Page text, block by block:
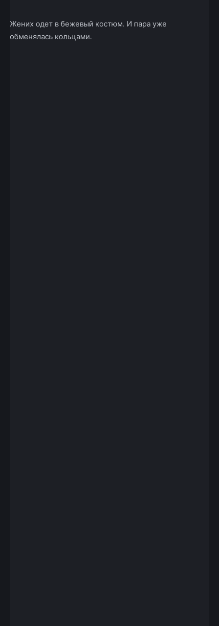
Жених одет в бежевый костюм. И пара уже
обменялась кольцами.